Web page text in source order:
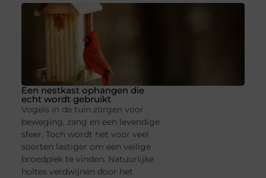
Een nestkast ophangen die
echt wordt gebruikt
Vogels in de tuin zorgen voor
beweging, zang en een levendige
sfeer. Toch wordt het voor veel
soorten lastiger om een veilige
broedplek te vinden. Natuurlijke
holtes verdwijnen door het